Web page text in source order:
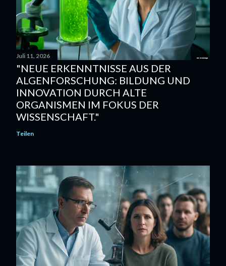
Juli 11, 2026
"NEUE ERKENNTNISSE AUS DER
ALGENFORSCHUNG: BILDUNG UND
INNOVATION DURCH ALTE
ORGANISMEN IM FOKUS DER
WISSENSCHAFT."
Teilen